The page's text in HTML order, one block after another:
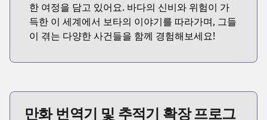
한 여정을 담고 있어요. 바다의 신비와 위험이 가
득한 이 세계에서 보타의 이야기를 따라가며, 그들
이 겪는 다양한 사건들을 함께 경험해보세요!
만화 번역기 및 추적기 확장 프로그